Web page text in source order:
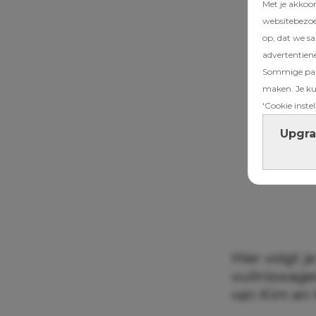
Met je
op, dat we
Sommige
maken. Je
'Cookie
Hier volgt
van Kim